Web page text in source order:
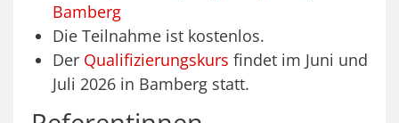
Bamberg
Die Teilnahme ist kostenlos.
Der Qualifizierungskurs findet im Juni und
Juli 2026 in Bamberg statt.